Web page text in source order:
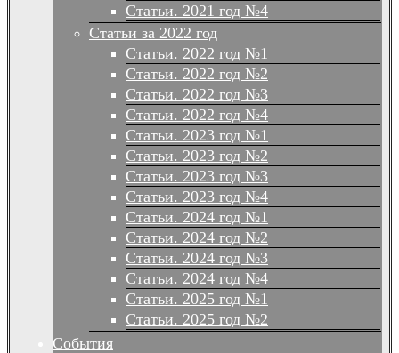
Статьи. 2021 год №4
Статьи за 2022 год
Статьи. 2022 год №1
Статьи. 2022 год №2
Статьи. 2022 год №3
Статьи. 2022 год №4
Статьи. 2023 год №1
Статьи. 2023 год №2
Статьи. 2023 год №3
Статьи. 2023 год №4
Статьи. 2024 год №1
Статьи. 2024 год №2
Статьи. 2024 год №3
Статьи. 2024 год №4
Статьи. 2025 год №1
Статьи. 2025 год №2
События